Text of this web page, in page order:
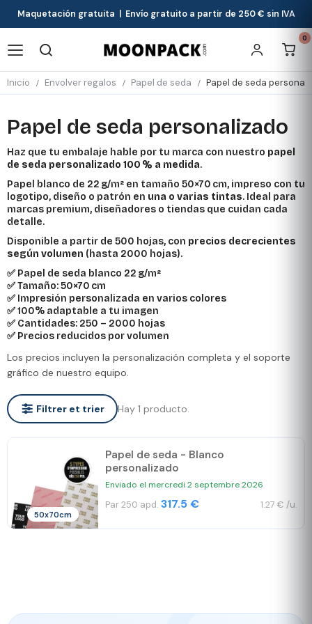
Maquetación gratuita | Envío gratuito a partir de 250 € sin IVA
0
Inicio Envolver regalos Papel de seda Papel de seda
Papel de seda personalizado
Haz que tu embalaje hable por tu marca con nuestro papel
de seda personalizado 100 % a medida.
Papel blanco de 22 g/m² en tamaño 50×70 cm, impreso con tu
logotipo, diseño o patrón en una o varias tintas. Ideal para
marcas premium, diseñadores o tiendas que cuidan cada
detalle.
Disponible a partir de 500 hojas, con precios decrecientes
según volumen (hasta 2000 hojas).
✅ Papel de seda blanco 22 g/m²
✅ Tamaño: 50×70 cm
✅ Impresión personalizada en varios colores
✅ 100% adaptable a tu imagen
✅ Cantidades: 250 – 2000 hojas
✅ Precios reducidos por volumen
Los precios incluyen la personalización completa y el soporte
gráfico de nuestro equipo.
Filtrer et trier Hay 1 producto.
50x70cm
Papel de seda - Blanco
personalizado
Enviado el mercredi 2 septembre 2026
Par 250 apd. 317.5 € 1.27 € /u.